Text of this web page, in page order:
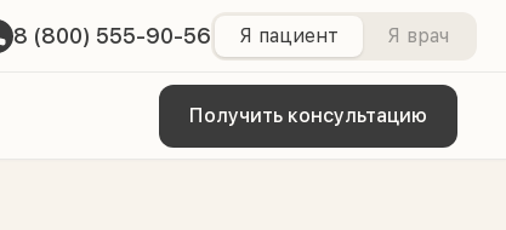
8 (800) 555-90-56 Я пациент Я врач
Получить консультацию